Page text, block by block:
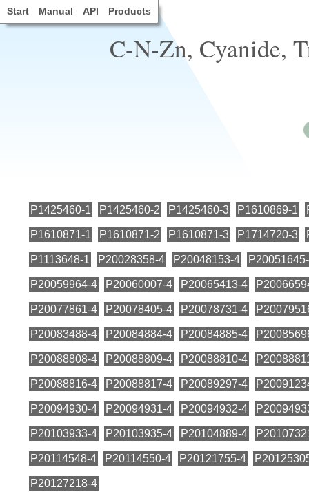
Start Manual API Products
C-N-Zn, Cyanide,
P1425460-1 P1425460-2 P1425460-3 P1610869-1
P1610871-1 P1610871-2 P1610871-3 P1714720-3
P1113648-1 P20028358-4 P20048153-4
P20059964-4 P20060007-4 P20065413-4
P20077861-4 P20078405-4 P20078731-4
P20083488-4 P20084884-4 P20084885-4
P20088808-4 P20088809-4 P20088810-4
P20088816-4 P20088817-4 P20089297-4
P20094930-4 P20094931-4 P20094932-4
P20103933-4 P20103935-4 P20104889-4
P20114548-4 P20114550-4 P20121755-4
P20127218-4